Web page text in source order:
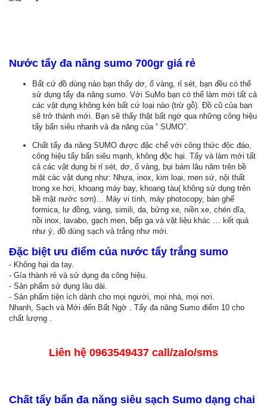
Nước tẩy đa năng sumo 700gr giá rẻ
Bất cứ đồ dùng nào bạn thấy dơ, ố vàng, rỉ sét, bạn đều có thể
sử dụng tẩy đa năng sumo. Với SuMo bạn có thể làm mới tất cả
các vật dụng không kén bất cứ loại nào (trừ gỗ). Đồ cũ của bạn
sẽ trở thành mới. Bạn sẽ thấy thật bất ngờ qua những công hiệu
tẩy bẩn siêu nhanh và đa năng của “ SUMO”.
Chất tẩy đa năng SUMO được đặc chế với công thức độc đáo,
công hiệu tẩy bẩn siêu mạnh, không độc hại. Tẩy và làm mới tất
cả các vật dụng bị rỉ sét, dơ, ố vàng, bụi bám lâu năm trên bề
mặt các vật dụng như: Nhựa, inox, kim loại, men sứ, nội thất
trong xe hơi, khoang máy bay, khoang tàu( không sử dụng trên
bề mặt nước sơn)… Máy vi tính, máy photocopy, bàn ghế
formica, lư đồng, vàng, simili, da, bửng xe, niền xe, chén dĩa,
nồi inox, lavabo, gạch men, bếp ga và vật liệu khác … kết quả
như ý, đồ dùng sạch và trắng như mới.
Đặc biệt ưu điểm của nước tẩy trắng sumo
- Không hại da tay.
- Gía thành rẻ và sử dụng đa công hiệu.
- Sản phẩm sử dụng lâu dài.
- Sản phẩm tiện ích dành cho mọi người, mọi nhà, mọi nơi.
Nhanh, Sạch và Mới đến Bất Ngờ . Tẩy đa năng Sumo điểm 10 cho
chất lượng .
Liên hệ 0963549437 call/zalo/sms
Chất tẩy bẩn đa năng siêu sạch Sumo dạng chai